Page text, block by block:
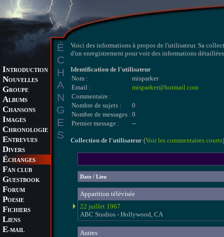
INTRODUCTION
NOUVELLES
GROUPE
ALBUMS
CHANSONS
IMAGES
CHRONOLOGIE
ENTREVUES
DIVERS
ÉCHANGES
FAN CLUB
GUESTBOOK
FORUM
POESIE
FICHIERS
LIENS
E-MAIL
É
C
H
A
N
G
E
S
Voici des informations à propos de l'utilisateur. Sa
d'un enregistrement pour voir des informations
Identification de l'utilisateur
Nom :
misparker
Email :
misparker@hotmail.com
Commentaire :
Nombre de sujets :
0
Nombre de messages : 0
Premier message :
--
Collection de l'utilisateur (Voir les commentaires courts)
Date / Lieu
Apparition télévisée
22 juillet 1967
ABC Studios - Hollywood, CA
Autres